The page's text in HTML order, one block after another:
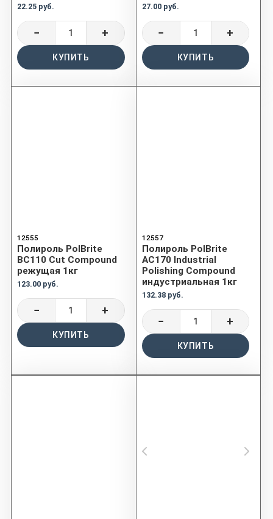
22.25 руб.
− +
КУПИТЬ
27.00 руб.
− +
КУПИТЬ
12555
Полироль PolBrite
BC110 Cut Compound
режущая 1кг
123.00 руб.
− +
КУПИТЬ
12557
Полироль PolBrite
AC170 Industrial
Polishing Compound
индустриальная 1кг
132.38 руб.
− +
КУПИТЬ